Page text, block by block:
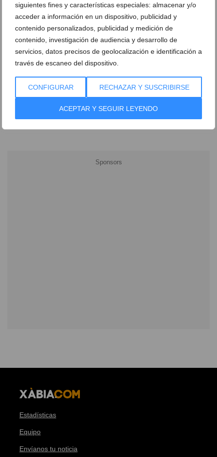
siguientes fines y características especiales: almacenar y/o
acceder a información en un dispositivo, publicidad y
contenido personalizados, publicidad y medición de
contenido, investigación de audiencia y desarrollo de
servicios, datos precisos de geolocalización e identificación a
través de escaneo del dispositivo.
CONFIGURAR RECHAZAR Y SUSCRIBIRSE
ACEPTAR Y SEGUIR LEYENDO
Ver promociones
Ver sorteos
Estadísticas
Equipo
Envíanos tu noticia